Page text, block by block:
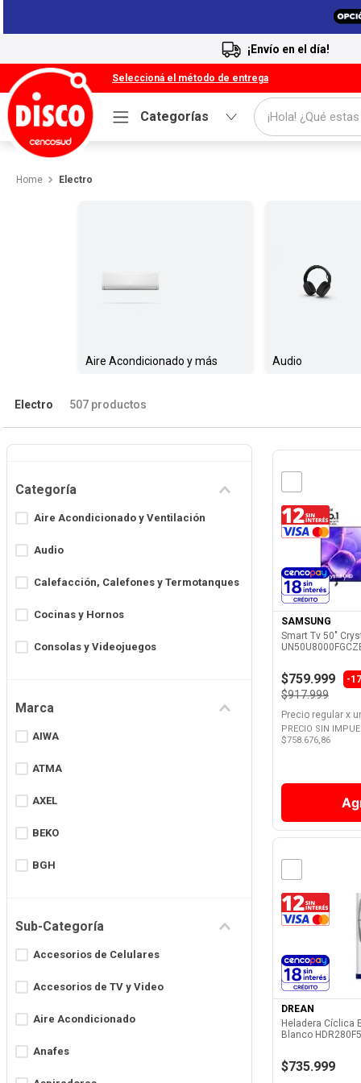
¡Envío en el día!
Seleccioná el método de entrega
Categorías
¡Hola! ¿Qué estas
Electro
Aire Acondicionado y más Audio
Electro 507 productos
Categoría
Aire Acondicionado y Ventilación
Audio
Calefacción, Calefones y Termotanques
Cocinas y Hornos
Consolas y Videojuegos
Informática
Lavado
Pequeños Electros
Teléfonos
Marca
AIWA
ATMA
AXEL
BEKO
BGH
CANDY
COLUMBIA
DELF
DOLCE GUSTO
Sub-Categoría
Accesorios de Celulares
Accesorios de TV y Video
Aire Acondicionado
Anafes
Ver
SAMSUNG
Smart Tv 50"
$759.999 -
$917.999
Precio regular x
PRECIO SIN
$758.676,86
DREAN
Heladera Cíclica
Blanco
$735.999